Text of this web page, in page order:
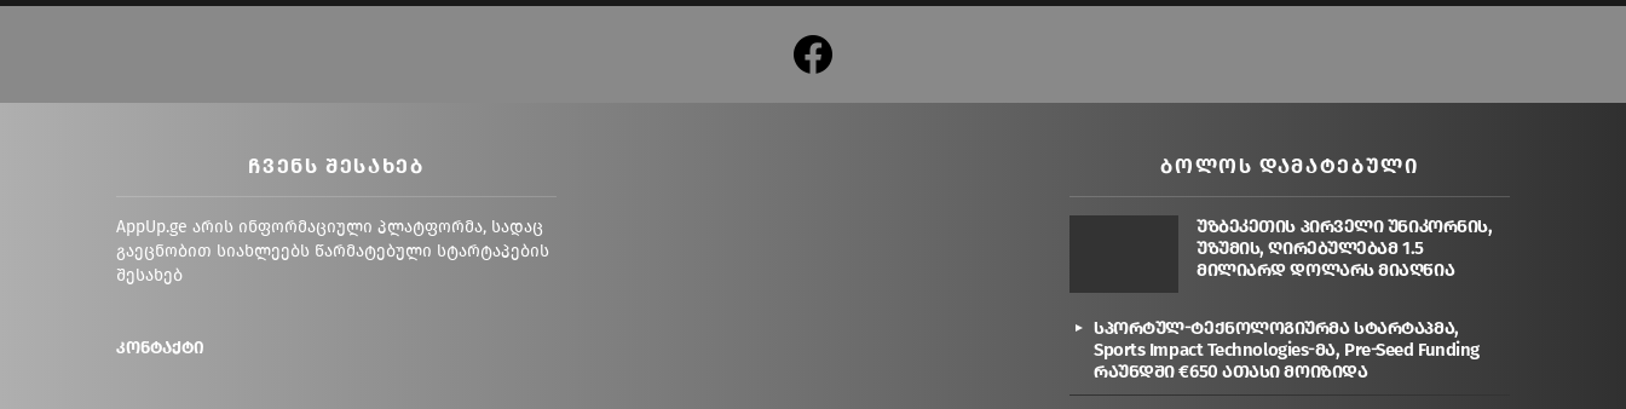
facebook
ᲩᲕᲔᲜᲡ ᲨᲔᲡᲐᲮᲔᲑ
AppUp.ge არის ინფორმაციული პლატფორმა, სადაც
გაეცნობით სიახლეებს წარმატებული სტარტაპების
შესახებ
კონტაქტი
ᲑᲝᲚᲝᲡ ᲓᲐᲛᲐᲢᲔᲑᲣᲚᲘ
უზბეკეთის პირველი უნიკორნის,
უზუმის, ღირებულებამ 1.5
მილიარდ დოლარს მიაღწია
სპორტულ-ტექნოლოგიურმა სტარტაპმა,
Sports Impact Technologies-მა, Pre-Seed Funding
რაუნდში €650 ათასი მოიზიდა